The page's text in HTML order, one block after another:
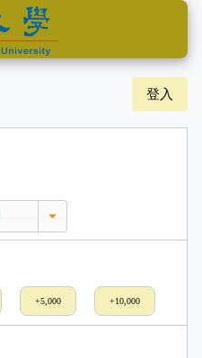
登入
+5,000 +10,000